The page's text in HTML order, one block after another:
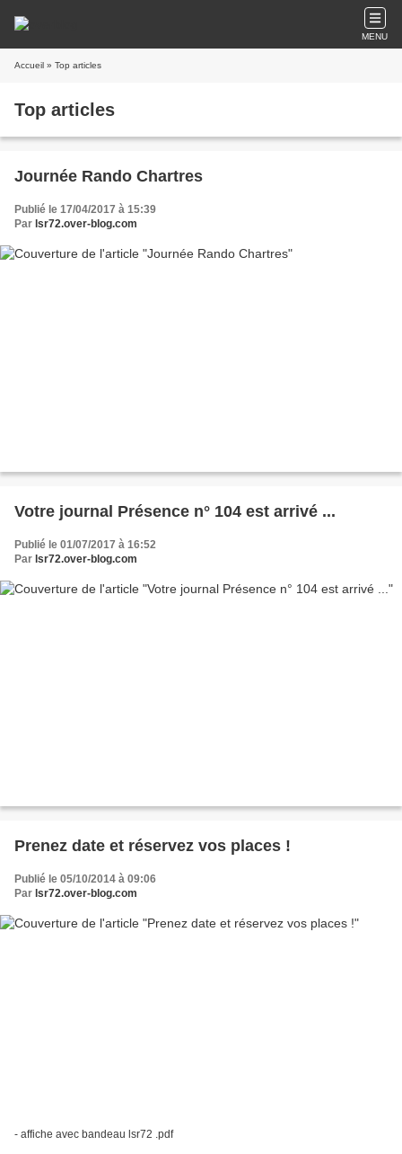
MENU
Accueil » Top articles
Top articles
Journée Rando Chartres
Publié le 17/04/2017 à 15:39
Par lsr72.over-blog.com
Votre journal Présence n° 104 est arrivé ...
Publié le 01/07/2017 à 16:52
Par lsr72.over-blog.com
Prenez date et réservez vos places !
Publié le 05/10/2014 à 09:06
Par lsr72.over-blog.com
- affiche avec bandeau lsr72 .pdf